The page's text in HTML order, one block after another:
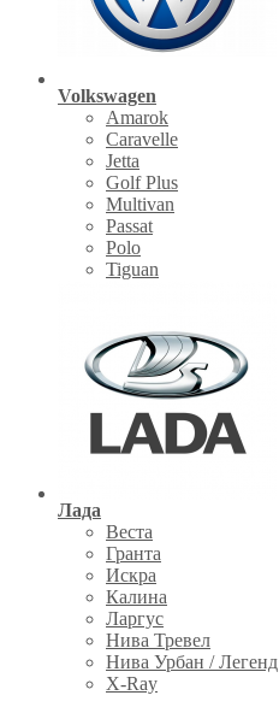
Volkswagen
Amarok
Caravelle
Jetta
Golf Plus
Multivan
Passat
Polo
Tiguan
Лада
Веста
Гранта
Искра
Калина
Ларгус
Нива Тревел
Нива Урбан / Легенд
X-Ray